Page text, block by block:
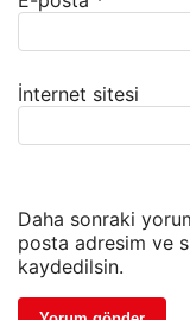
İnternet sitesi
Daha sonraki
posta adresim ve
kaydedilsin.